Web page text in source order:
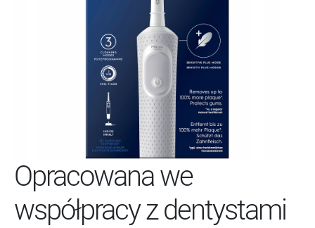
Opracowana we
współpracy z dentystami